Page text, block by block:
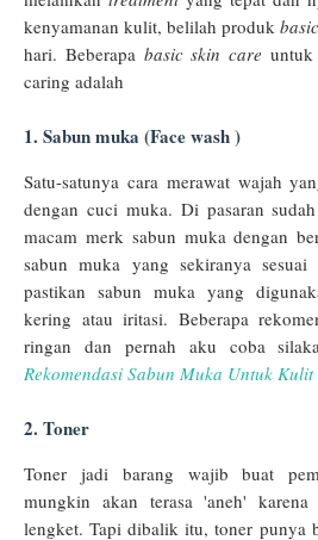
kenyamanan kulit, belilah produk basic
hari. Beberapa basic skin care
caring adalah
1. Sabun muka (Face wash )
Satu-satunya cara merawat wajah
dengan cuci muka. Di pasaran
macam merk sabun muka dengan
sabun muka yang sekiranya
pastikan sabun muka yang
kering atau iritasi. Beberapa
ringan dan pernah aku coba
Rekomendasi Sabun Muka Untuk
2. Toner
Toner jadi barang wajib buat
mungkin akan terasa 'aneh'
lengket. Tapi dibalik itu, toner punya